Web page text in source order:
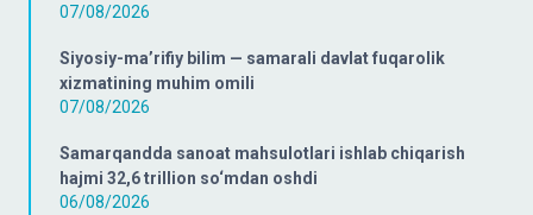
07/08/2026
Siyosiy-ma’rifiy bilim — samarali davlat fuqarolik
xizmatining muhim omili
07/08/2026
Samarqandda sanoat mahsulotlari ishlab chiqarish
hajmi 32,6 trillion so‘mdan oshdi
06/08/2026